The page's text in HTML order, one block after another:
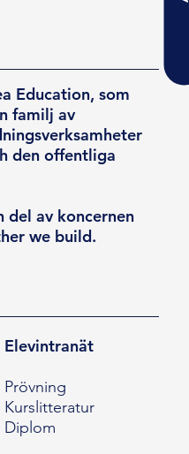
Education, som
familj av
den offentliga
del av koncernen
we build.
Elevintranät
Prövning
Kurslitteratur
Diplom